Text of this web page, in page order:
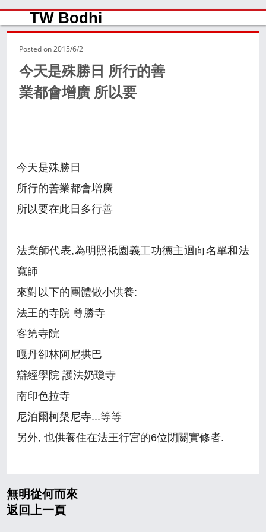
TW Bodhi
Posted on2015/6/2
今天是殊勝日 所行的善
業都會增廣 所以要
今天是殊勝日
所行的善業都會增廣
所以要在此日多行善
法業師代表,為明照祇園義工功德主迴向名單和法
寬師
來對以下的團體做小供養:
法王的寺院 尊勝寺
客第寺院
嘎丹卻林阿尼拱巴
辯經學院 護法奶瓊寺
南印色拉寺
尼泊爾柯槃尼寺...等等
另外, 也供養住在法王行宮的6位閉關實修者.
無明從何而來
返回上一頁